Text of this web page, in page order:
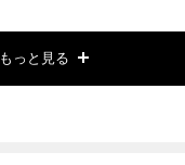
もっと見る